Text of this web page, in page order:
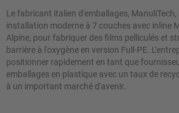
Le fabricant italien d'emballages,
installation moderne à 7 couches avec inline
Alpine, pour fabriquer des films pelliculés et
barrière à l'oxygène en version Full-PE.
positionner rapidement en tant que
emballages en plastique avec un taux de
à un important marché d'avenir.